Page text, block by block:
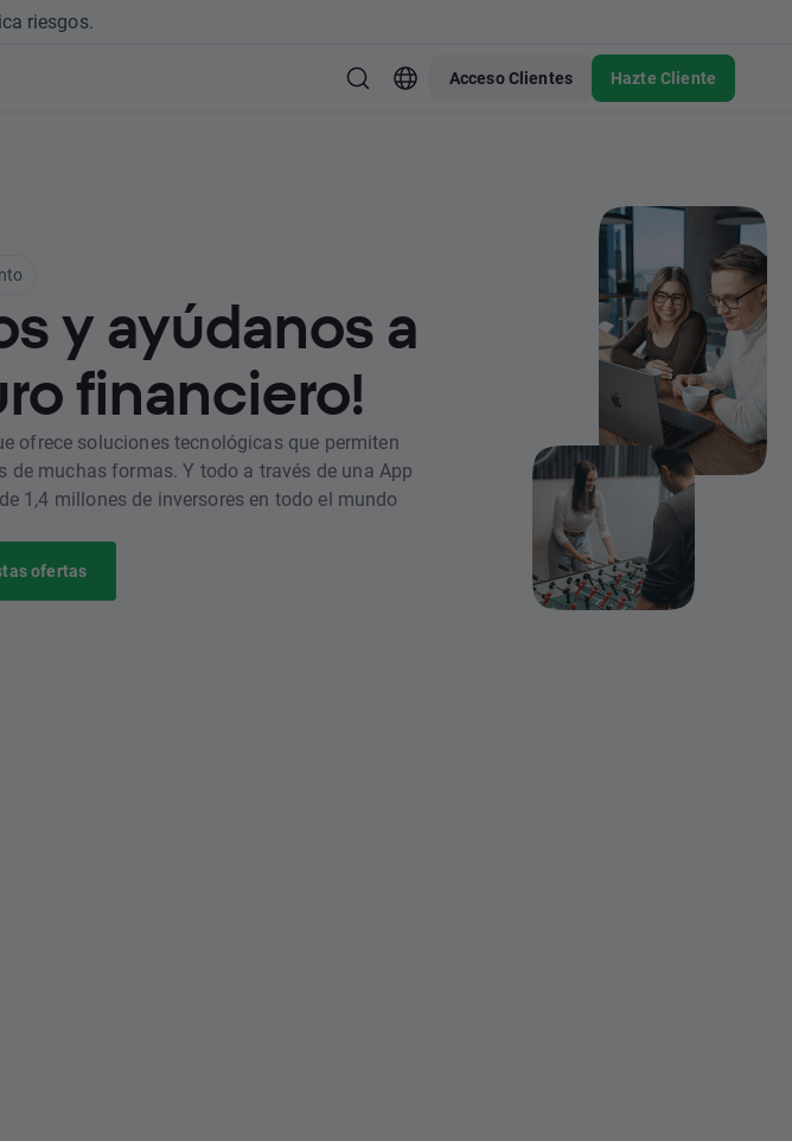
riesgos.
Acceso Clientes Hazte Cliente
y ayúdanos a
financiero!
ofrece soluciones tecnológicas que permiten
de muchas formas. Y todo a través de una App
1,4 millones de inversores en todo el mundo
ofertas